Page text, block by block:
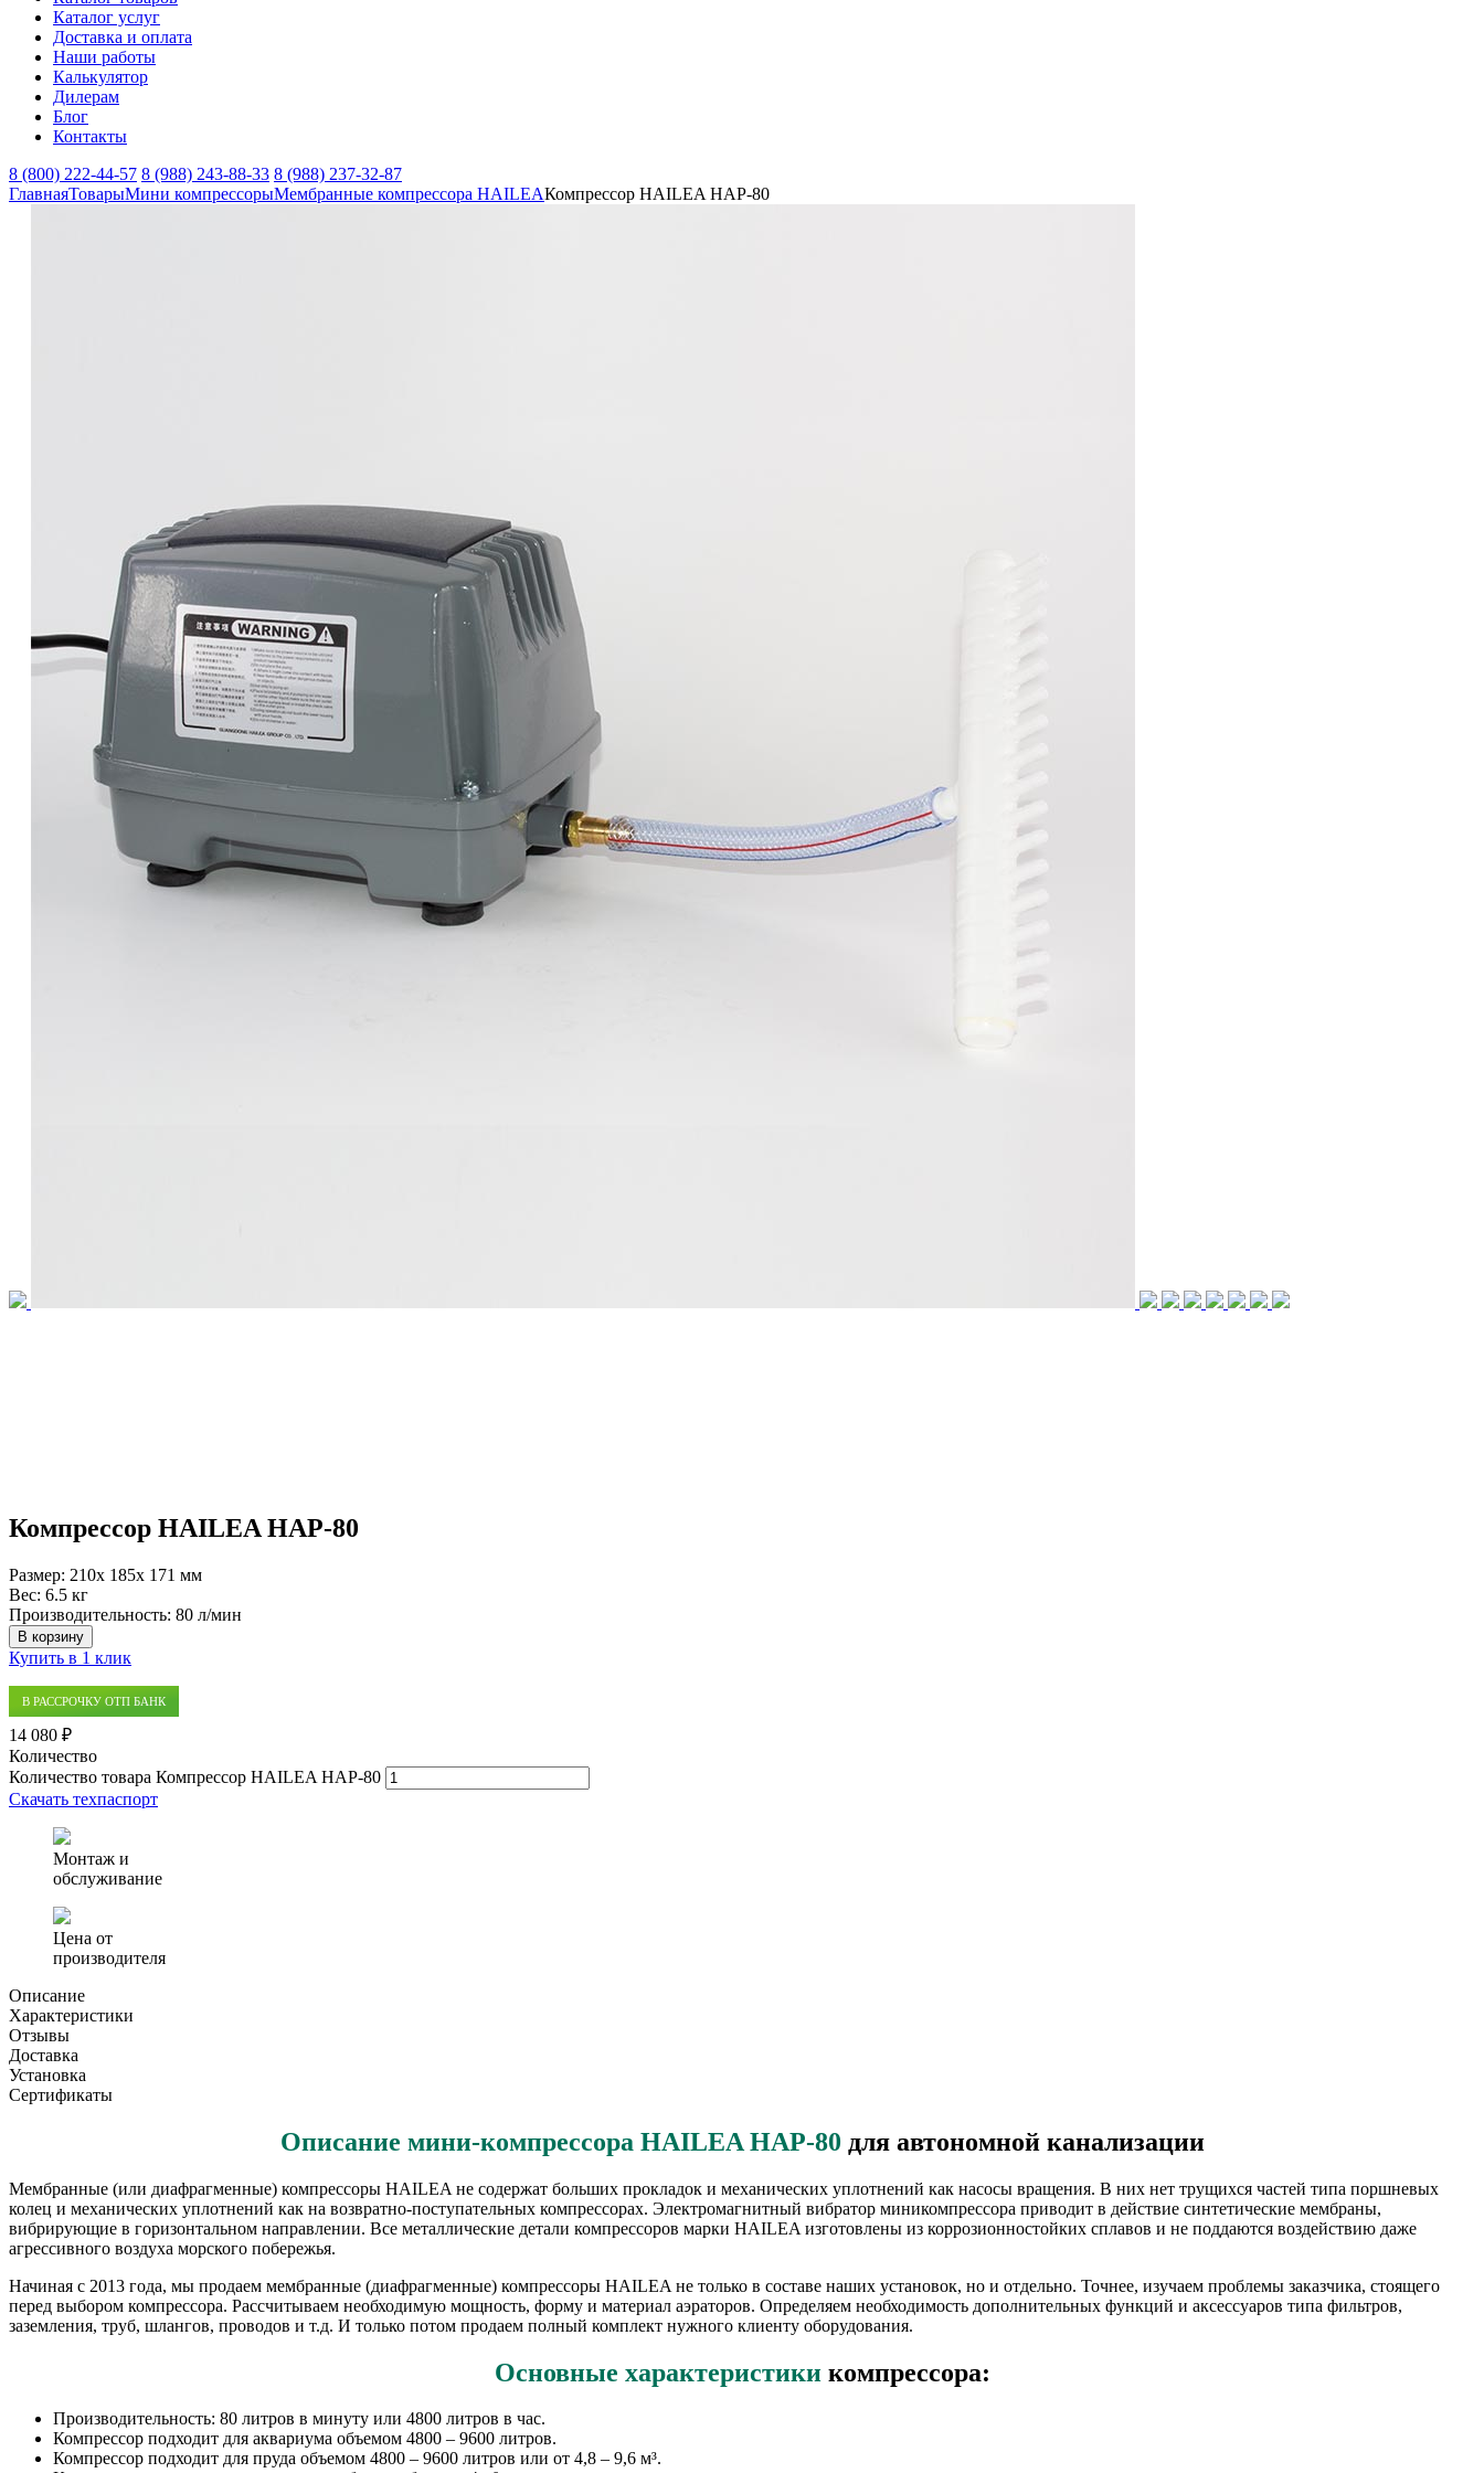
Каталог услуг
Доставка и оплата
Наши работы
Калькулятор
Дилерам
Блог
Контакты
8 (800) 222-44-57 8 (988) 243-88-33 8 (988) 237-32-87
ГлавнаяТоварыМини компрессорыМембранные компрессора HAILEAКомпрессор HAILEA HAP-80
Компрессор HAILEA HAP-80
Размер: 210x 185x 171 мм
Вес: 6.5 кг
Производительность: 80 л/мин
В корзину
Купить в 1 клик
В РАССРОЧКУ ОТП БАНК
14 080 ₽
Количество
Количество товара Компрессор HAILEA HAP-80
Скачать техпаспорт
Монтаж и
обслуживание
Цена от
производителя
Описание
Характеристики
Отзывы
Доставка
Установка
Сертификаты
Описание мини-компрессора HAILEA HAP-80 для автономной канализации
Мембранные (или диафрагменные) компрессоры HAILEA не содержат больших прокладок и механических уплотнений как насосы вращения. В них нет трущихся частей типа поршневых
колец и механических уплотнений как на возвратно-поступательных компрессорах. Электромагнитный вибратор миникомпрессора приводит в действие синтетические мембраны,
вибрирующие в горизонтальном направлении. Все металлические детали компрессоров марки HAILEA изготовлены из коррозионностойких сплавов и не поддаются воздействию даже
агрессивного воздуха морского побережья.
Начиная с 2013 года, мы продаем мембранные (диафрагменные) компрессоры HAILEA не только в составе наших установок, но и отдельно. Точнее, изучаем проблемы заказчика, стоящего
перед выбором компрессора. Рассчитываем необходимую мощность, форму и материал аэраторов. Определяем необходимость дополнительных функций и аксессуаров типа фильтров,
заземления, труб, шлангов, проводов и т.д. И только потом продаем полный комплект нужного клиенту оборудования.
Основные характеристикикомпрессора:
Производительность: 80 литров в минуту или 4800 литров в час.
Компрессор подходит для аквариума объемом 4800 – 9600 литров.
Компрессор подходит для пруда объемом 4800 – 9600 литров или от 4,8 – 9,6 м³.